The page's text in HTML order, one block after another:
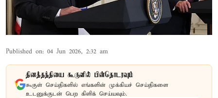
Published on: 04 Jun 2026, 2:32 am
தினத்தந்தியை கூகுளில் பின்தொடரவும்
கூகுள் செய்திகளில் எங்களின் முக்கியச் செய்திகளை
உடனுக்குடன் பெற கிளிக் செய்யவும்.